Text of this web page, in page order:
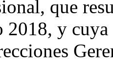
que
2018, y